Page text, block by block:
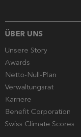
ÜBER UNS
Unsere Story
Awards
Netto-Null-Plan
Verwaltungsrat
Karriere
Benefit Corporation
Swiss Climate Scores